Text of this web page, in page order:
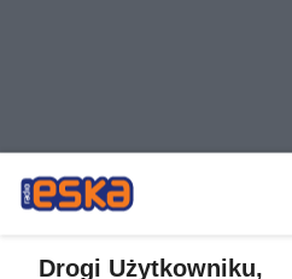
Drogi Użytkowniku,